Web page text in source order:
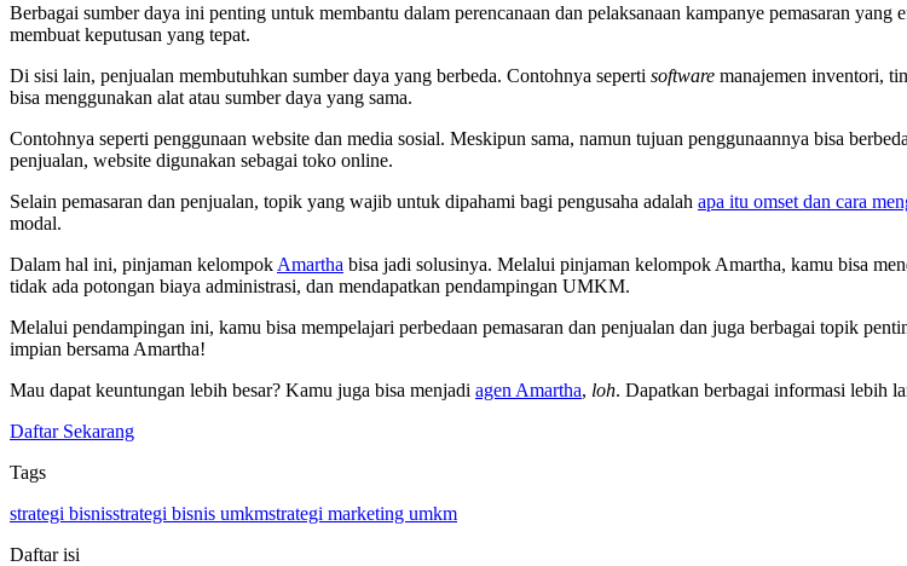
Berbagai sumber daya ini penting untuk membantu dalam perencanaan dan pelaksanaan kampanye pemasaran
membuat keputusan yang tepat.
Di sisi lain, penjualan membutuhkan sumber daya yang berbeda. Contohnya seperti software manajemen inventori,
bisa menggunakan alat atau sumber daya yang sama.
Contohnya seperti penggunaan website dan media sosial. Meskipun sama, namun tujuan penggunaannya bisa
penjualan, website digunakan sebagai toko online.
Selain pemasaran dan penjualan, topik yang wajib untuk dipahami bagi pengusaha adalah apa itu omset dan cara
modal.
Dalam hal ini, pinjaman kelompok Amartha bisa jadi solusinya. Melalui pinjaman kelompok Amartha, kamu bisa
tidak ada potongan biaya administrasi, dan mendapatkan pendampingan UMKM.
Melalui pendampingan ini, kamu bisa mempelajari perbedaan pemasaran dan penjualan dan juga berbagai topik
impian bersama Amartha!
Mau dapat keuntungan lebih besar? Kamu juga bisa menjadi agen Amartha, loh. Dapatkan berbagai informasi lebih
Daftar Sekarang
Tags
strategi bisnisstrategi bisnis umkmstrategi marketing umkm
Daftar isi